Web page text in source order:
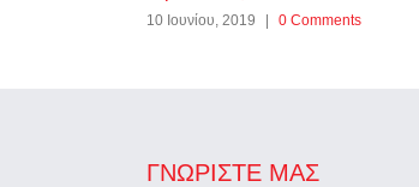
10 Ιουνίου, 2019 | 0 Comments
ΓΝΩΡΊΣΤΕ ΜΑΣ